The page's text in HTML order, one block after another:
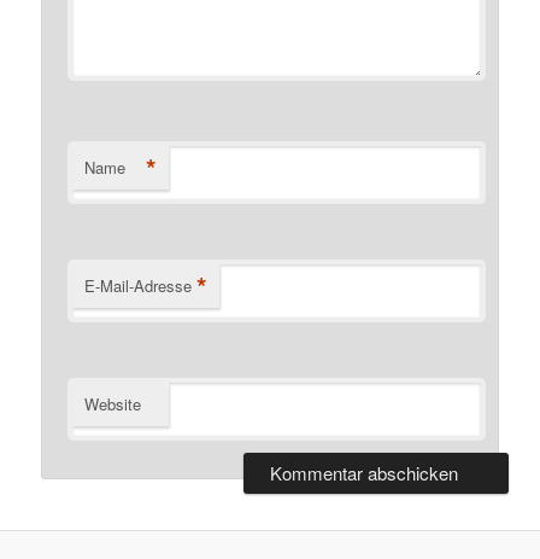
Name *
E-Mail-Adresse *
Website